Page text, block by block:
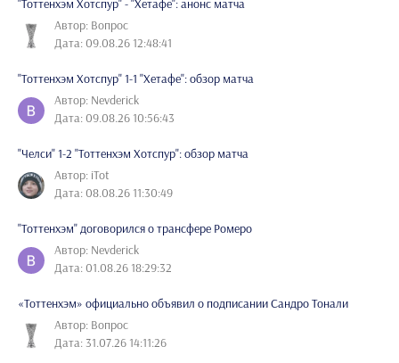
"Тоттенхэм Хотспур" - "Хетафе": анонс матча
Автор: Вопрос
Дата: 09.08.26 12:48:41
"Тоттенхэм Хотспур" 1-1 "Хетафе": обзор матча
Автор: Nevderick
Дата: 09.08.26 10:56:43
"Челси" 1-2 "Тоттенхэм Хотспур": обзор матча
Автор: iTot
Дата: 08.08.26 11:30:49
"Тоттенхэм" договорился о трансфере Ромеро
Автор: Nevderick
Дата: 01.08.26 18:29:32
«Тоттенхэм» официально объявил о подписании Сандро Тонали
Автор: Вопрос
Дата: 31.07.26 14:11:26